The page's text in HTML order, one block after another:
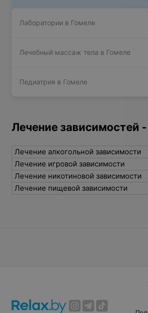
Лаборатории в Гомеле
Лечебный массаж тела в Гомеле
Педиатрия в Гомеле
Лечение зависимостей
Лечение алкогольной зависимости
Лечение игровой зависимости
Лечение никотиновой зависимости
Лечение пищевой зависимости